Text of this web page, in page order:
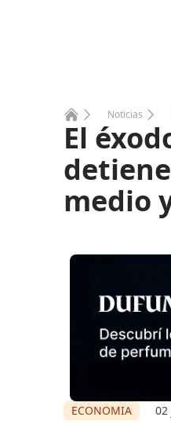
Home
Noticias
El
medio
ECONOMIA 02